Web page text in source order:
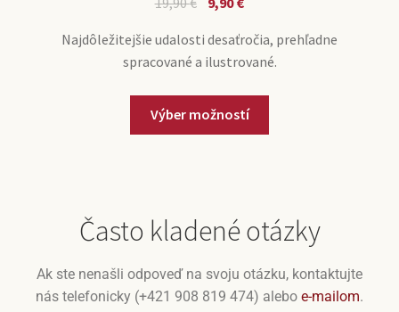
Najdôležitejšie udalosti desaťročia, prehľadne
spracované a ilustrované.
Výber možností
Často kladené otázky
Ak ste nenašli odpoveď na svoju otázku, kontaktujte
nás telefonicky (+421 908 819 474) alebo e-mailom.